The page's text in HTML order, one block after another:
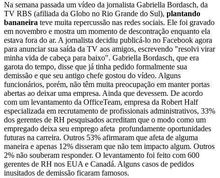
Na semana passada um vídeo da jornalista Gabriella Bordasch, da
TV RBS (afiliada da Globo no Rio Grande do Sul), plantando
bananeira teve muita repercussão nas redes sociais. Ele foi gravado
em novembro e mostra um momento de descontração enquanto ela
estava fora do ar. A jornalista decidiu publicá-lo no Facebook agora
para anunciar sua saída da TV aos amigos, escrevendo "resolvi virar
minha vida de cabeça para baixo". Gabriella Bordasch, que era
garota do tempo, disse que já tinha pedido formalmente sua
demissão e que seu antigo chefe gostou do vídeo. Alguns
funcionários, porém, não têm muita preocupação em manter portas
abertas ao deixar uma empresa. Ainda que devessem. De acordo
com um levantamento da OfficeTeam, empresa da Robert Half
especializada em recrutamento de profissionais administrativos, 33%
dos gerentes de RH pesquisados acreditam que o modo como um
empregado deixa seu emprego afeta profundamente oportunidades
futuras na carreira. Outros 53% afirmaram que afeta de alguma
maneira e apenas 12% disseram que não tem impacto algum. Outros
2% não souberam responder. O levantamento foi feito com 600
gerentes de RH nos EUA e Canadá. Alguns casos de pedidos
inusitados de demissão ficaram famosos.